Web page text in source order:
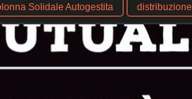
Solidale Autogestita
distribuzione